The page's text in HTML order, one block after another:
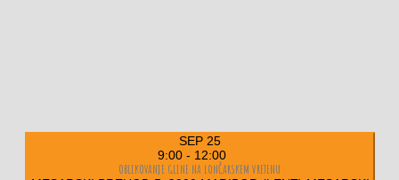
SEP 25
9:00 - 12:00
OBLIKOVANJE GLINE NA LONČARSKEM VRETENU